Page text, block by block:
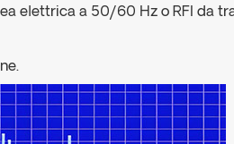
elettrica a 50/60 Hz o RFI da